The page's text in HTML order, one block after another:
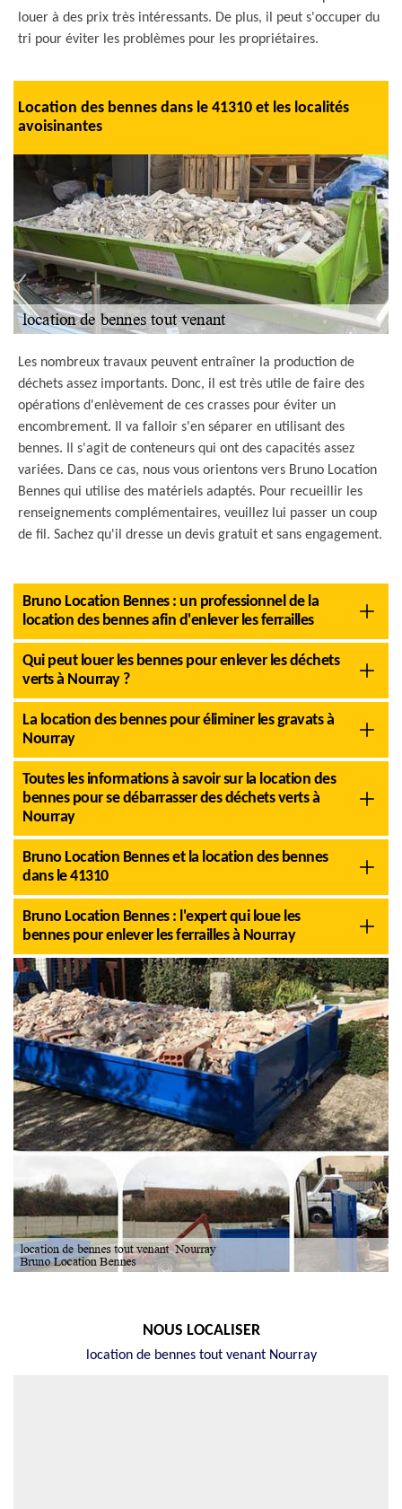
louer à des prix très intéressants. De plus, il peut s'occuper du
tri pour éviter les problèmes pour les propriétaires.
Location des bennes dans le 41310 et les localités
avoisinantes
Les nombreux travaux peuvent entraîner la production de
déchets assez importants. Donc, il est très utile de faire des
opérations d'enlèvement de ces crasses pour éviter un
encombrement. Il va falloir s'en séparer en utilisant des
bennes. Il s'agit de conteneurs qui ont des capacités assez
variées. Dans ce cas, nous vous orientons vers Bruno Location
Bennes qui utilise des matériels adaptés. Pour recueillir les
renseignements complémentaires, veuillez lui passer un coup
de fil. Sachez qu'il dresse un devis gratuit et sans engagement.
Bruno Location Bennes : un professionnel de la
location des bennes afin d'enlever les ferrailles
Qui peut louer les bennes pour enlever les déchets
verts à Nourray ?
La location des bennes pour éliminer les gravats à
Nourray
Toutes les informations à savoir sur la location des
bennes pour se débarrasser des déchets verts à
Nourray
Bruno Location Bennes et la location des bennes
dans le 41310
Bruno Location Bennes : l'expert qui loue les
bennes pour enlever les ferrailles à Nourray
NOUS LOCALISER
location de bennes tout venant Nourray